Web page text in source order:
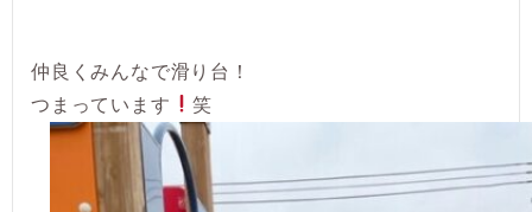
仲良くみんなで滑り台！
つまっています
笑